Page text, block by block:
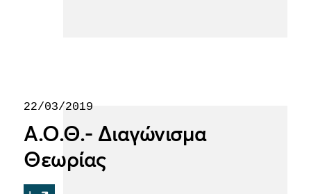
22/03/2019
Α.Ο.Θ.- Διαγώνισμα
Θεωρίας